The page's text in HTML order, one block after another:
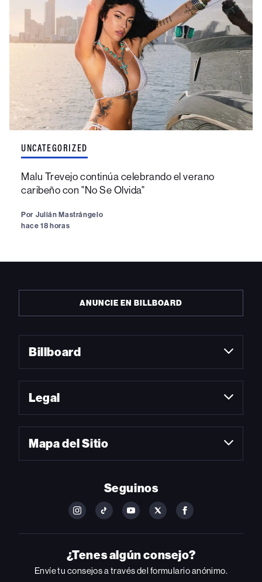
UNCATEGORIZED
Malu Trevejo continúa celebrando el verano
caribeño con "No Se Olvida"
Por Julián Mastrángelo
hace 18 horas
ANUNCIE EN BILLBOARD
Billboard
Legal
Mapa del Sitio
Seguinos
FOLLOW
ON
INSTAGRAM
FOLLOW
ON
YOUTUBE
FOLLOW
ON
YOUTUBE
FOLLOW
ON
FOLLOW
ON
FACEBOOK
¿Tenes algún consejo?
Envíe tu consejos a través del formulario anónimo.